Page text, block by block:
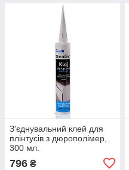
З'єднувальний клей для
плінтусів з дюрополімер,
300 мл.
796 ₴